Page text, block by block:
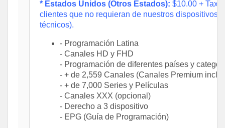
* Estados Unidos (Otros Estados): $10.00 + Tax
clientes que no requieran de nuestros dispositivos
técnicos).
- Programación Latina
- Canales HD y FHD
- Programación de diferentes países y
- + de 2,559 Canales (Canales Premium
- + de 7,000 Series y Películas
- Canales XXX (opcional)
- Derecho a 3 dispositivo
- EPG (Guía de Programación)